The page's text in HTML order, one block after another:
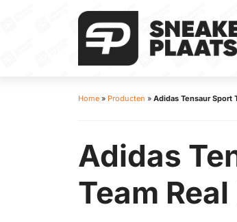
Home » Producten » Adidas Tensaur Sport
Adidas
Team